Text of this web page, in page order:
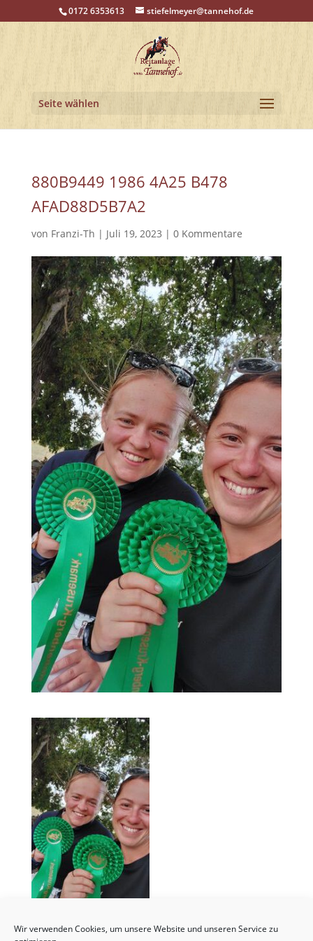
Wir verwenden Cookies, um unsere Website und unseren Service zu
0172 6353613 stiefelmeyer@tannehof.de
Seite wählen
880B9449 1986 4A25 B478
AFAD88D5B7A2
von Franzi-Th | Juli 19, 2023 | 0 Kommentare